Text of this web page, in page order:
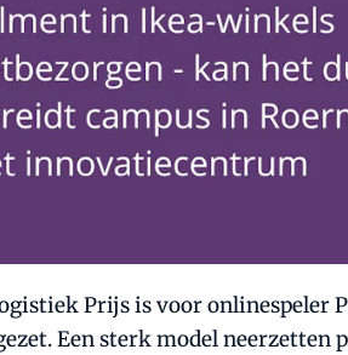
Prijs is voor onlinespeler
Een sterk model